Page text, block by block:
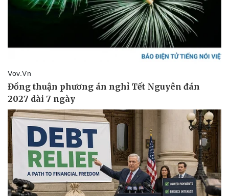
Sân khấu - Điện ảnh
Văn học
Âm nhạc
Di sản
Giải trí
Thời trang
Sao Việt